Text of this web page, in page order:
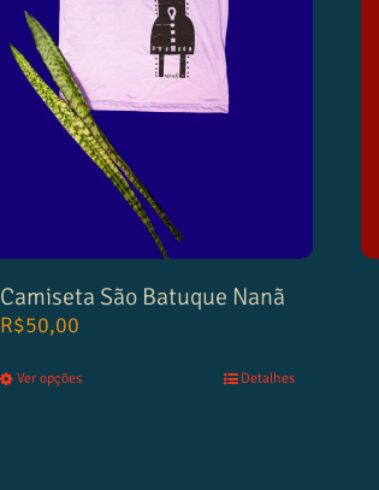
Camiseta São Batuque Nanã
R$50,00
Ver opções Detalhes